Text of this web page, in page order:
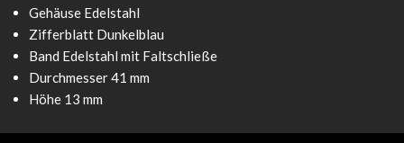
Gehäuse Edelstahl
Zifferblatt Dunkelblau
Band Edelstahl mit Faltschließe
Durchmesser 41 mm
Höhe 13 mm